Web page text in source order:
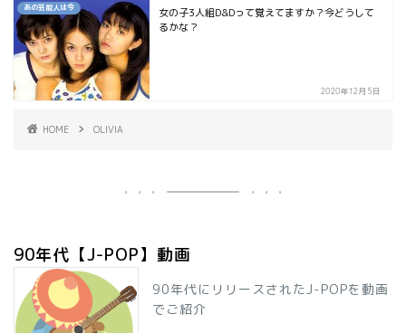
あの芸能人は今
女の子3人組D&Dって覚えてますか？今どうして
るかな？
2020年12月5日
HOME OLIVIA
90年代【J-POP】動画
90年代にリリースされたJ-POPを動画
でご紹介